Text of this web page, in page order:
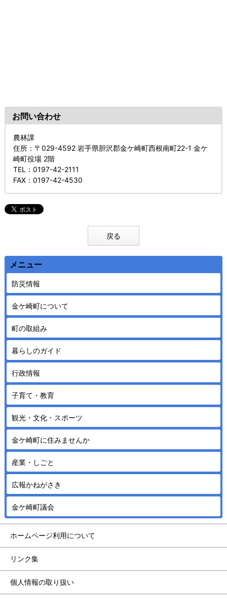
お問い合わせ
農林課
住所：〒029-4592 岩手県胆沢郡金ケ崎町西根南町22-1 金ケ
崎町役場 2階
TEL
：0197-42-2111
FAX：0197-42-4530
戻る
メニュー
防災情報
金ケ崎町について
町の取組み
暮らしのガイド
行政情報
子育て・教育
観光・文化・スポーツ
金ケ崎町に住みませんか
産業・しごと
広報かねがさき
金ケ崎町議会
ホームページ利用について
リンク集
個人情報の取り扱い